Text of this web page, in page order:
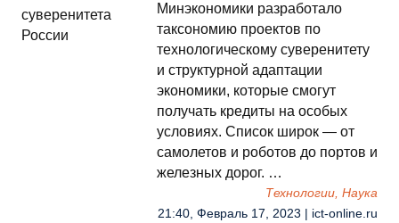
Минэкономики разработало
таксономию проектов по
технологическому суверенитету
и структурной адаптации
экономики, которые смогут
получать кредиты на особых
условиях. Список широк — от
самолетов и роботов до портов и
железных дорог. …
Технологии, Наука
21:40, Февраль 17, 2023 | ict-online.ru